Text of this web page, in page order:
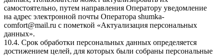
самостоятельно, путем направления Оператору уведомление
на адрес электронной почты Оператора shumka-
comfort@mail.ru с пометкой «Актуализация персональных
данных».
10.4. Срок обработки персональных данных определяется
достижением целей, для которых были собраны персональные